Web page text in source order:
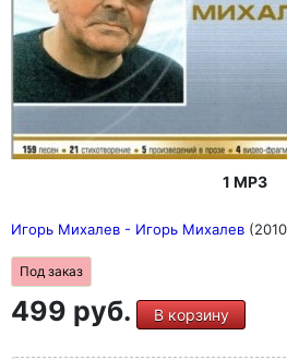
1 MP3
Игорь Михалев - Игорь Михалев
Под заказ
499 руб. В корзину